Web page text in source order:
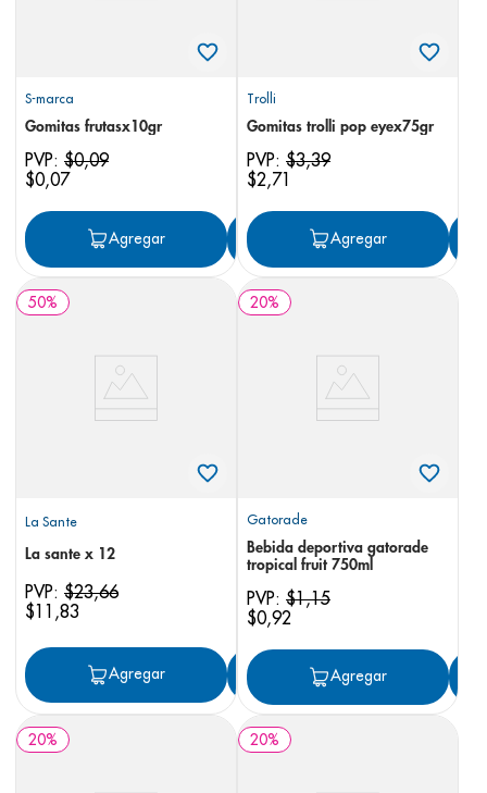
S-marca
Gomitas frutasx10gr
PVP: $0,09
$0,07
Agregar Agregar
Trolli
Gomitas trolli pop eyex75gr
PVP: $3,39
$2,71
Agregar
50%
La Sante
La sante x 12
PVP: $23,66
$11 ,83
Agregar Agregar
20%
Gatorade
Bebida deportiva gatorade
tropical fruit 750ml
PVP: $1,15
$0,92
Agregar
20% 20%